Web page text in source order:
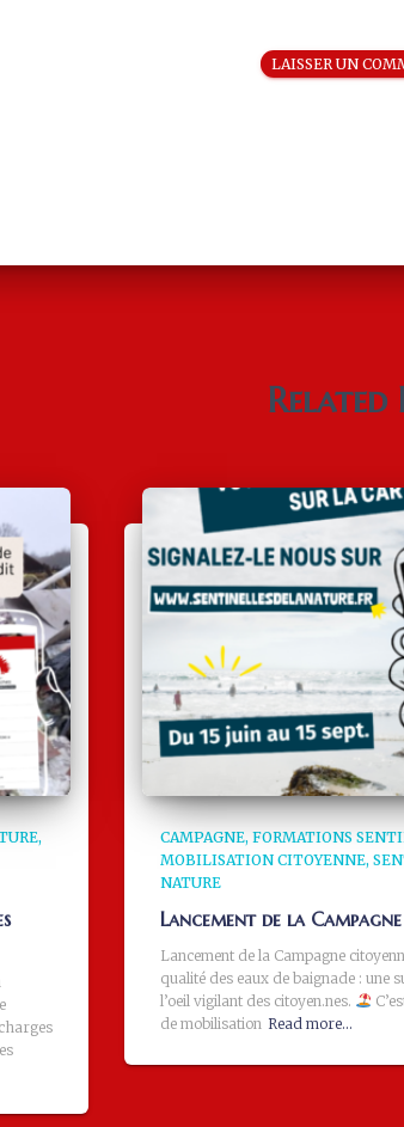
Related
CAMPAGNE FORMATIONS
MOBILISATION CITOYENNE
NATURE
Lancement de la
Lancement de la Campagne
qualité des eaux de baignade : une
l’oeil vigilant des citoyen.nes.
de mobilisation Read more…